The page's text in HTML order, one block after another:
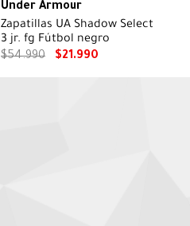
Under Armour
Zapatillas UA Shadow Select
3 jr. fg Fútbol negro
$54.990 $21.990